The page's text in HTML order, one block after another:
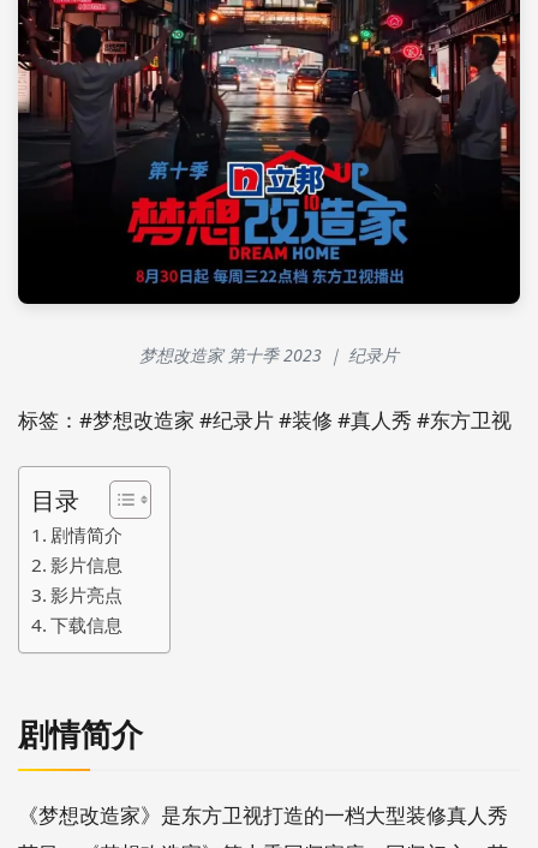
梦想改造家 第十季 2023 ｜ 纪录片
标签：#梦想改造家 #纪录片 #装修 #真人秀 #东方卫视
目录
剧情简介
影片信息
影片亮点
下载信息
剧情简介
《梦想改造家》是东方卫视打造的一档大型装修真人秀